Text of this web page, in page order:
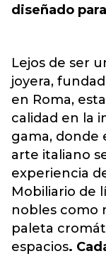
diseñado
Lejos de ser
joyera,
en Roma,
calidad en la
gama, donde
arte italiano
experiencia
Mobiliario de
nobles como
paleta
espacios.